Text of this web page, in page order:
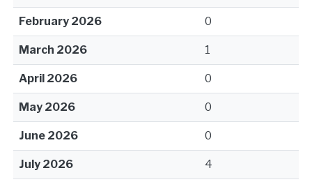
February 2026 0
March 2026 1
April 2026 0
May 2026 0
June 2026 0
July 2026 4